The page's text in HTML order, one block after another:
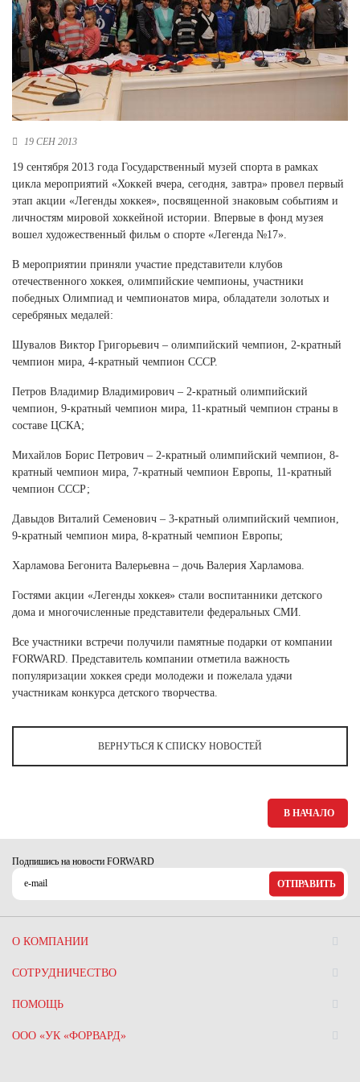
Новосибирская область (3)
Омская область (5)
Республика Башкортостан (3)
Республика Крым (1)
Республика Татарстан (2)
Ростовская область (2)
Санкт-Петербург и ЛО (3)
Саратовская область (1)
Свердловская область (5)
Северная Осетия (2)
Смоленская область (1)
Томская область (1)
Тульская область (1)
Тюменская область (3)
Хакасия (1)
Ханты-Мансийский автономный округ (3)
Челябинская область (2)
Ямало-Ненецкий автономный округ (1)
19 СЕН 2013
19 сентября 2013 года Государственный музей спорта в рамках
цикла мероприятий «Хоккей вчера, сегодня, завтра» провел первый
этап акции «Легенды хоккея», посвященной знаковым событиям и
личностям мировой хоккейной истории. Впервые в фонд музея
вошел художественный фильм о спорте «Легенда №17».
В мероприятии приняли участие представители клубов
отечественного хоккея, олимпийские чемпионы, участники
победных Олимпиад и чемпионатов мира, обладатели золотых и
серебряных медалей:
Шувалов Виктор Григорьевич – олимпийский чемпион, 2-кратный
чемпион мира, 4-кратный чемпион СССР.
Петров Владимир Владимирович – 2-кратный олимпийский
чемпион, 9-кратный чемпион мира, 11-кратный чемпион страны в
составе ЦСКА;
Михайлов Борис Петрович – 2-кратный олимпийский чемпион, 8-
кратный чемпион мира, 7-кратный чемпион Европы, 11-кратный
чемпион СССР;
Давыдов Виталий Семенович – 3-кратный олимпийский чемпион,
9-кратный чемпион мира, 8-кратный чемпион Европы;
Харламова Бегонита Валерьевна – дочь Валерия Харламова.
Гостями акции «Легенды хоккея» стали воспитанники детского
дома и многочисленные представители федеральных СМИ.
Все участники встречи получили памятные подарки от компании
FORWARD. Представитель компании отметила важность
популяризации хоккея среди молодежи и пожелала удачи
участникам конкурса детского творчества.
ВЕРНУТЬСЯ К СПИСКУ НОВОСТЕЙ
В НАЧАЛО
Подпишись на новости FORWARD
ОТПРАВИТЬ
О КОМПАНИИ
СОТРУДНИЧЕСТВО
ПОМОЩЬ
ООО «УК «ФОРВАРД»